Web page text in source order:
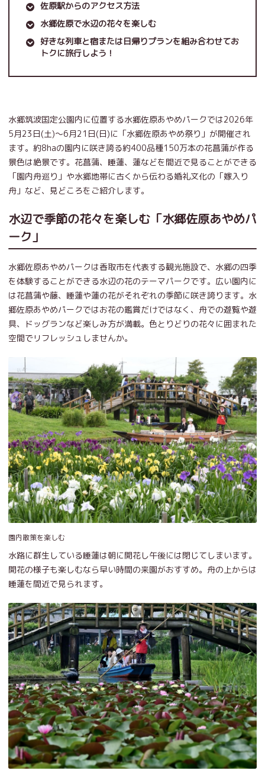
佐原駅からのアクセス方法
水郷佐原で水辺の花々を楽しむ
好きな列車と宿または日帰りプランを組み合わせてお
トクに旅行しよう！
水郷筑波国定公園内に位置する水郷佐原あやめパークでは2026年
5月23日(土)～6月21日(日)に「水郷佐原あやめ祭り」が開催され
ます。約8haの園内に咲き誇る約400品種150万本の花菖蒲が作る
景色は絶景です。花菖蒲、睡蓮、蓮などを間近で見ることができる
「園内舟巡り」や水郷地帯に古くから伝わる婚礼文化の「嫁入り
舟」など、見どころをご紹介します。
水辺で季節の花々を楽しむ「水郷佐原あやめパ
ーク」
水郷佐原あやめパークは香取市を代表する観光施設で、水郷の四季
を体験することができる水辺の花のテーマパークです。広い園内に
は花菖蒲や藤、睡蓮や蓮の花がそれぞれの季節に咲き誇ります。水
郷佐原あやめパークではお花の鑑賞だけではなく、舟での遊覧や遊
具、ドッグランなど楽しみ方が満載。色とりどりの花々に囲まれた
空間でリフレッシュしませんか。
園内散策を楽しむ
水路に群生している睡蓮は朝に開花し午後には閉じてしまいます。
開花の様子も楽しむなら早い時間の来園がおすすめ。舟の上からは
睡蓮を間近で見られます。